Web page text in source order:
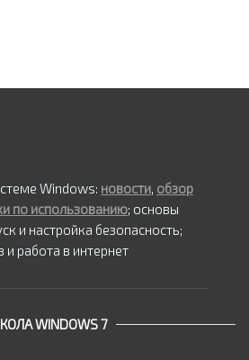
Windows: новости, обзор
по использованию; основы
и настройка безопасность;
работа в интернет
WINDOWS 7